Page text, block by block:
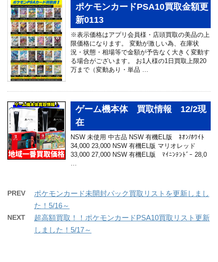
ポケモンカードPSA10買取金額更
新0113
※表示価格はアプリ会員様・店頭買取の美品の上
限価格になります。 変動が激しい為、在庫状
況・状態・相場等で金額が予告なく大きく変動す
る場合がございます。 お1人様の1日買取上限20
万まで（変動あり・単品 …
ゲーム機本体 買取情報 12/2現
在
NSW 未使用 中古品 NSW 有機EL版 ﾈｵﾝ/ﾎﾜｲﾄ
34,000 23,000 NSW 有機EL版 マリオレッド
33,000 27,000 NSW 有機EL版 ﾏｲﾆﾝﾃﾝﾄﾞｰ 28,0
…
PREV
ポケモンカード未開封パック買取リストを更新しまし
た！5/16～
NEXT
超高額買取！！ポケモンカードPSA10買取リスト更新
しました！5/17～